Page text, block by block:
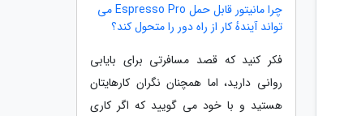
چرا مانیتور قابل حمل Espresso Pro می
تواند آیندهٔ کار از راه دور را متحول کند؟
فکر کنید که قصد مسافرتی برای بایابی
روانی دارید، اما همچنان نگران کارهایتان
هستید و با خود می گویید که اگر کاری